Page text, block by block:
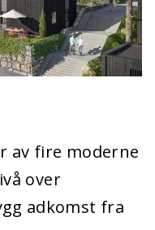
av fire moderne
over
adkomst fra